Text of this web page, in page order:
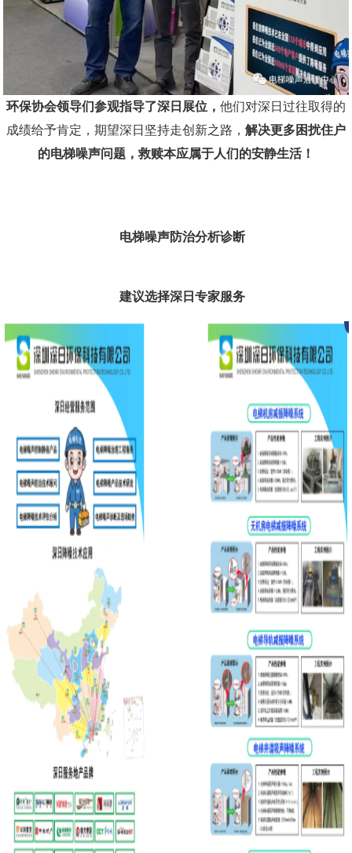
环保协会领导们参观指导了深日展位， 他们对深日过往取得的
成绩给予肯定，期望深日坚持走创新之路， 解决更多困扰住户
的电梯噪声问题，救赎本应属于人们的安静生活！
电梯噪声防治分析诊断
建议选择深日专家服务